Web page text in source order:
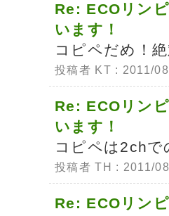
Re: ECOリン
います！
コピペだめ！絶
投稿者 KT : 2011/
Re: ECOリン
います！
コピペは2chで
投稿者 TH : 2011/
Re: ECOリン